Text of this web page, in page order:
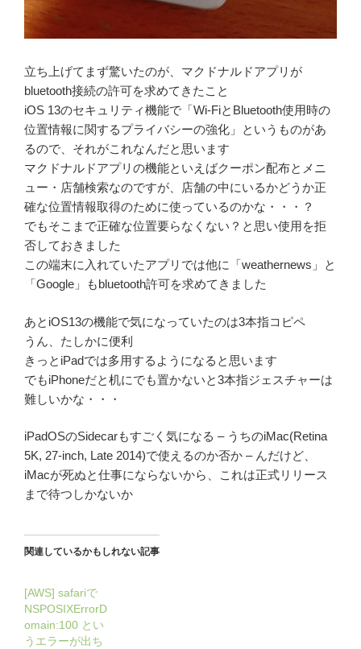
立ち上げてまず驚いたのが、マクドナルドアプリが
bluetooth接続の許可を求めてきたこと
iOS 13のセキュリティ機能で「Wi-FiとBluetooth使用時の
位置情報に関するプライバシーの強化」というものがあ
るので、それがこれなんだと思います
マクドナルドアプリの機能といえばクーポン配布とメニ
ュー・店舗検索なのですが、店舗の中にいるかどうか正
確な位置情報取得のために使っているのかな・・・？
でもそこまで正確な位置要らなくない？と思い使用を拒
否しておきました
この端末に入れていたアプリでは他に「weathernews」と
「Google」もbluetooth許可を求めてきました
あとiOS13の機能で気になっていたのは3本指コピペ
うん、たしかに便利
きっとiPadでは多用するようになると思います
でもiPhoneだと机にでも置かないと3本指ジェスチャーは
難しいかな・・・
iPadOSのSidecarもすごく気になる – うちのiMac(Retina
5K, 27-inch, Late 2014)で使えるのか否か – んだけど、
iMacが死ぬと仕事にならないから、これは正式リリース
まで待つしかないか
関連しているかもしれない記事
[AWS] safariで
NSPOSIXErrorD
omain:100 とい
うエラーが出ち